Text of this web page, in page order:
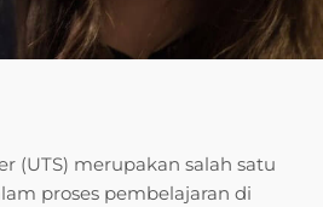
(UTS) merupakan salah satu
proses pembelajaran di